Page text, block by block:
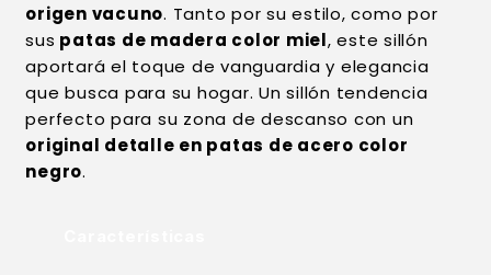
origen vacuno. Tanto por su estilo, como por
sus patas de madera color miel, este sillón
aportará el toque de vanguardia y elegancia
que busca para su hogar. Un sillón tendencia
perfecto para su zona de descanso con un
original detalle en patas de acero color
negro.